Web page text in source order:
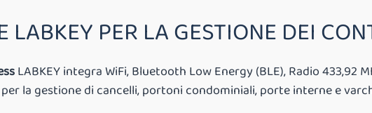
LABKEY PER LA GESTIONE DEI
LABKEY integra WiFi, Bluetooth Low Energy (BLE), Radio 433,92
la gestione di cancelli, portoni condominiali, porte interne e